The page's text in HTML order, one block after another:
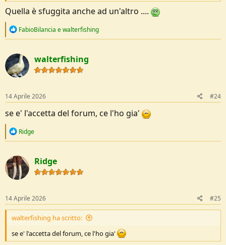
Quella è sfuggita anche ad un'altro ....
R
c
t
i
o
s
:
FabioBilancia ewalterfishing
walterfishing
14 Aprile 2026 #24
se e' l'accetta del forum, ce l'ho gia'
R
c
t
i
o
s
:
Ridge
Ridge
14 Aprile 2026 #25
walterfishing ha scritto:
se e' l'accetta del forum, ce l'ho gia'